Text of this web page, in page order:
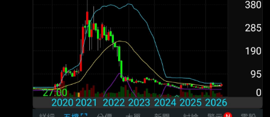
柯腥疫苗嗎？ 擋疫苗只給你打高端的話 高端會
只有5%嗎？ 會像中國